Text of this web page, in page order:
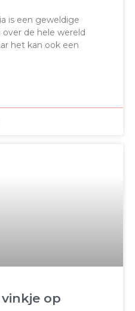
is een geweldige
de hele wereld
het kan ook een
op